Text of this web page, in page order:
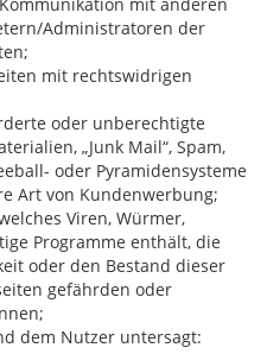
Administratoren der
mit rechtswidrigen
oder unberechtigte
„Junk Mail“, Spam,
oder Pyramidensysteme
Art von Kundenwerbung;
Viren, Würmer,
Programme enthält, die
oder den Bestand dieser
gefährden oder
dem Nutzer untersagt: